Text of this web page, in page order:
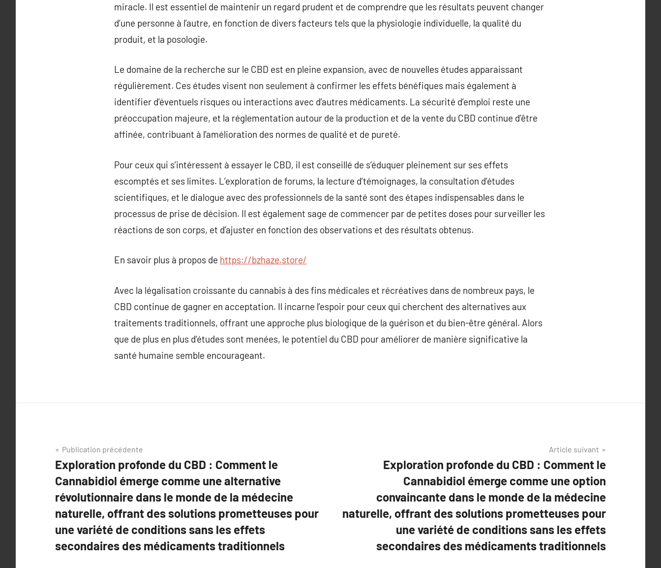
miracle. Il est essentiel de maintenir un regard prudent et de comprendre que les résultats peuvent changer
d’une personne à l’autre, en fonction de divers facteurs tels que la physiologie individuelle, la qualité du
produit, et la posologie.
Le domaine de la recherche sur le CBD est en pleine expansion, avec de nouvelles études apparaissant
régulièrement. Ces études visent non seulement à confirmer les effets bénéfiques mais également à
identifier d’éventuels risques ou interactions avec d’autres médicaments. La sécurité d’emploi reste une
préoccupation majeure, et la réglementation autour de la production et de la vente du CBD continue d’être
affinée, contribuant à l’amélioration des normes de qualité et de pureté.
Pour ceux qui s’intéressent à essayer le CBD, il est conseillé de s’éduquer pleinement sur ses effets
escomptés et ses limites. L’exploration de forums, la lecture d’témoignages, la consultation d’études
scientifiques, et le dialogue avec des professionnels de la santé sont des étapes indispensables dans le
processus de prise de décision. Il est également sage de commencer par de petites doses pour surveiller les
réactions de son corps, et d’ajuster en fonction des observations et des résultats obtenus.
En savoir plus à propos de https://bzhaze.store/
Avec la légalisation croissante du cannabis à des fins médicales et récréatives dans de nombreux pays, le
CBD continue de gagner en acceptation. Il incarne l’espoir pour ceux qui cherchent des alternatives aux
traitements traditionnels, offrant une approche plus biologique de la guérison et du bien-être général. Alors
que de plus en plus d’études sont menées, le potentiel du CBD pour améliorer de manière significative la
santé humaine semble encourageant.
Navigation
de
l’article
Publication précédente
Exploration profonde du CBD : Comment le
Cannabidiol émerge comme une alternative
révolutionnaire dans le monde de la médecine
naturelle, offrant des solutions prometteuses pour
une variété de conditions sans les effets
secondaires des médicaments traditionnels
Article suivant
Exploration profonde du CBD : Comment le
Cannabidiol émerge comme une option
convaincante dans le monde de la médecine
naturelle, offrant des solutions prometteuses pour
une variété de conditions sans les effets
secondaires des médicaments traditionnels